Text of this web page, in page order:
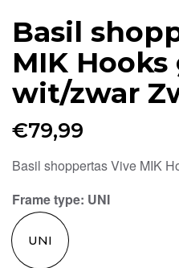
Basil
MIK
wit/zwar
€79,99
Basil shoppertas Vive MIK
Frame type: UNI
UNI